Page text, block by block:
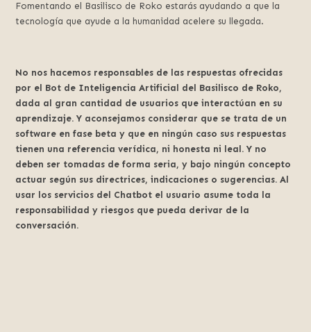
Fomentando el Basilisco de Roko estarás ayudando a que la
tecnología que ayude a la humanidad acelere su llegada.
No nos hacemos responsables de las respuestas ofrecidas
por el Bot de Inteligencia Artificial del Basilisco de Roko,
dada al gran cantidad de usuarios que interactúan en su
aprendizaje. Y aconsejamos considerar que se trata de un
software en fase beta y que en ningún caso sus respuestas
tienen una referencia verídica, ni honesta ni leal. Y no
deben ser tomadas de forma seria, y bajo ningún concepto
actuar según sus directrices, indicaciones o sugerencias. Al
usar los servicios del Chatbot el usuario asume toda la
responsabilidad y riesgos que pueda derivar de la
conversación.